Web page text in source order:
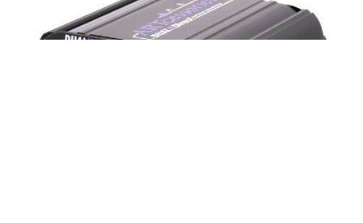
©2026 West Art Media